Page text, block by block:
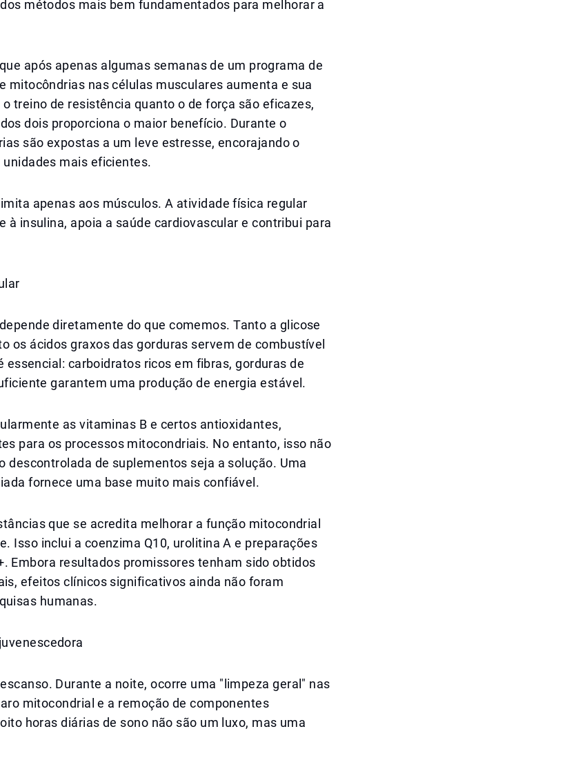
métodos mais bem fundamentados para melhorar a
após apenas algumas semanas de um programa de
mitocôndrias nas células musculares aumenta e sua
treino de resistência quanto o de força são eficazes,
dois proporciona o maior benefício. Durante o
são expostas a um leve estresse, encorajando o
mais eficientes.
apenas aos músculos. A atividade física regular
à insulina, apoia a saúde cardiovascular e contribui para
diretamente do que comemos. Tanto a glicose
os ácidos graxos das gorduras servem de combustível
essencial: carboidratos ricos em fibras, gorduras de
garantem uma produção de energia estável.
as vitaminas B e certos antioxidantes,
para os processos mitocondriais. No entanto, isso não
descontrolada de suplementos seja a solução. Uma
fornece uma base muito mais confiável.
que se acredita melhorar a função mitocondrial
Isso inclui a coenzima Q10, urolitina A e preparações
Embora resultados promissores tenham sido obtidos
efeitos clínicos significativos ainda não foram
humanas.
Durante a noite, ocorre uma "limpeza geral" nas
mitocondrial e a remoção de componentes
horas diárias de sono não são um luxo, mas uma